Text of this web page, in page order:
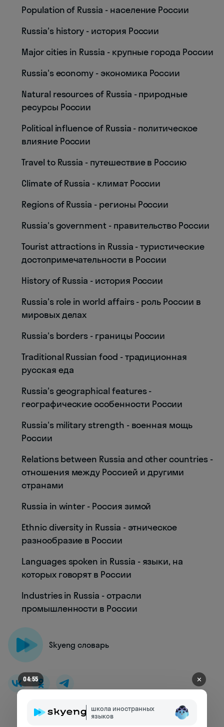
Population of Russia - население России
Russia's history - история России
Major cities in Russia - крупные города России
Russia's economy - экономика России
Natural resources of Russia - природные
ресурсы России
Political influence of Russia - политическое
влияние России
Travel to Russia - путешествие в Россию
Climate of Russia - климат России
Regions of Russia - регионы России
Russia's government - правительство России
Tourist attractions in Russia - туристические
достопримечательности в России
History of Russia - история России
Russia's role in world affairs - роль России в
мировых делах
Russia's borders - границы России
Traditional Russian food - традиционная
русская еда
Russia's geographical features -
географические особенности России
Russia's military strength - военная мощь
России
Relations between Russia and other countries -
отношения между Россией и другими
странами
Russia in winter - Россия зимой
Ethnic diversity in Russia - этническое
разнообразие в России
Languages spoken in Russia - языки, на
которых говорят в России
Industries in Russia - отрасли
промышленности в России
Skyeng словарь
04:51 ✕
школа иностранных
языков